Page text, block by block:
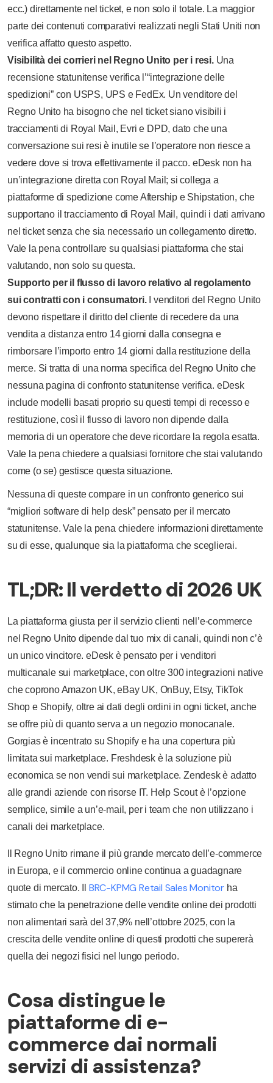
ecc.) direttamente nel ticket, e non solo il totale. La maggior
parte dei contenuti comparativi realizzati negli Stati Uniti non
verifica affatto questo aspetto.
Visibilità dei corrieri nel Regno Unito per i resi. Una
recensione statunitense verifica l’“integrazione delle
spedizioni” con USPS, UPS e FedEx. Un venditore del
Regno Unito ha bisogno che nel ticket siano visibili i
tracciamenti di Royal Mail, Evri e DPD, dato che una
conversazione sui resi è inutile se l’operatore non riesce a
vedere dove si trova effettivamente il pacco. eDesk non ha
un’integrazione diretta con Royal Mail; si collega a
piattaforme di spedizione come Aftership e Shipstation, che
supportano il tracciamento di Royal Mail, quindi i dati arrivano
nel ticket senza che sia necessario un collegamento diretto.
Vale la pena controllare su qualsiasi piattaforma che stai
valutando, non solo su questa.
Supporto per il flusso di lavoro relativo al regolamento
sui contratti con i consumatori.
I venditori del Regno Unito
devono rispettare il diritto del cliente di recedere da una
vendita a distanza entro 14 giorni dalla consegna e
rimborsare l’importo entro 14 giorni dalla restituzione della
merce. Si tratta di una norma specifica del Regno Unito che
nessuna pagina di confronto statunitense verifica. eDesk
include modelli basati proprio su questi tempi di recesso e
restituzione, così il flusso di lavoro non dipende dalla
memoria di un operatore che deve ricordare la regola esatta.
Vale la pena chiedere a qualsiasi fornitore che stai valutando
come (o se) gestisce questa situazione.
Nessuna di queste compare in un confronto generico sui
“migliori software di help desk” pensato per il mercato
statunitense. Vale la pena chiedere informazioni direttamente
su di esse, qualunque sia la piattaforma che sceglierai.
TL;DR: Il verdetto di 2026 UK
La piattaforma giusta per il servizio clienti nell’e-commerce
nel Regno Unito dipende dal tuo mix di canali, quindi non c’è
un unico vincitore. eDesk è pensato per i venditori
multicanale sui marketplace, con oltre 300 integrazioni native
che coprono Amazon UK, eBay UK, OnBuy, Etsy, TikTok
Shop e Shopify, oltre ai dati degli ordini in ogni ticket, anche
se offre più di quanto serva a un negozio monocanale.
Gorgias è incentrato su Shopify e ha una copertura più
limitata sui marketplace. Freshdesk è la soluzione più
economica se non vendi sui marketplace. Zendesk è adatto
alle grandi aziende con risorse IT. Help Scout è l’opzione
semplice, simile a un’e-mail, per i team che non utilizzano i
canali dei marketplace.
Il Regno Unito rimane il più grande mercato dell’e-commerce
in Europa, e il commercio online continua a guadagnare
quote di mercato. Il BRC-KPMG Retail Sales Monitor ha
stimato che la penetrazione delle vendite online dei prodotti
non alimentari sarà del 37,9% nell’ottobre 2025, con la
crescita delle vendite online di questi prodotti che supererà
quella dei negozi fisici nel lungo periodo.
Cosa distingue le
piattaforme di e-
commerce dai normali
servizi di assistenza?